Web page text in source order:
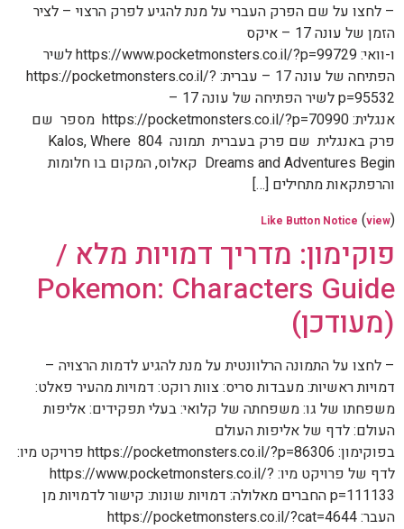
– לחצו על שם הפרק העברי על מנת להגיע לפרק הרצוי – לציר
הזמן של עונה 17 – איקס
ו-וואי: https://www.pocketmonsters.co.il/?p=99729 לשיר
הפתיחה של עונה 17 – עברית: https://pocketmonsters.co.il/?
p=95532 לשיר הפתיחה של עונה 17 –
אנגלית: https://pocketmonsters.co.il/?p=70990 מספר שם
פרק באנגלית שם פרק בעברית תמונה 804 Kalos, Where
Dreams and Adventures Begin קאלוס, המקום בו חלומות
והרפתקאות מתחילים […]
Like Button Notice (view)
פוקימון: מדריך דמויות מלא /
Pokemon: Characters Guide
(מעודכן)
– לחצו על התמונה הרלוונטית על מנת להגיע לדמות הרצויה –
דמויות ראשיות: מעבדות סריס: צוות רוקט: דמויות מהעיר פאלט:
משפחתו של גו: משפחתה של קלואי: בעלי תפקידים: אליפות
העולם: לדף של אליפות העולם
בפוקימון: https://pocketmonsters.co.il/?p=86306 פרויקט מיו:
לדף של פרויקט מיו: https://www.pocketmonsters.co.il/?
p=111133 החברים מאלולה: דמויות שונות: קישור לדמויות מן
העבר: https://pocketmonsters.co.il/?cat=4644